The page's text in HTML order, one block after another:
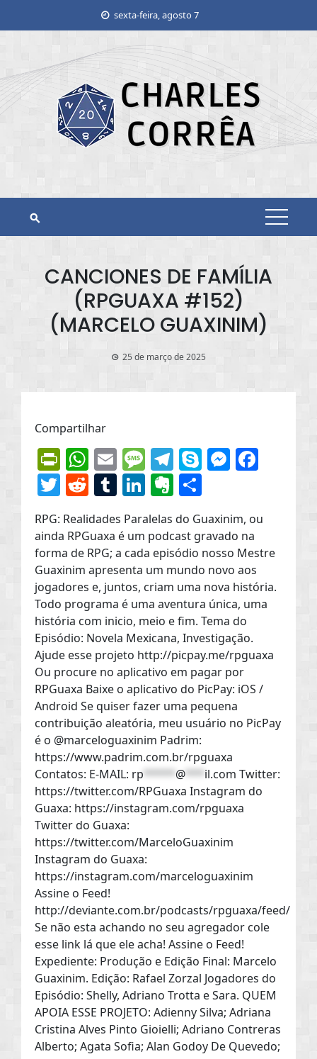
sexta-feira, agosto 7
CANCIONES DE FAMÍLIA
(RPGUAXA #152)
(MARCELO GUAXINIM)
25 de março de 2025
Compartilhar
PrintFriendly
WhatsApp
EmailMessage
Telegram
Skype
Twitter
Reddit
Tumblr
LinkedIn
Evernote
RPG: Realidades Paralelas do Guaxinim, ou
ainda RPGuaxa é um podcast gravado na
forma de RPG; a cada episódio nosso Mestre
Guaxinim apresenta um mundo novo aos
jogadores e, juntos, criam uma nova história.
Todo programa é uma aventura única, uma
história com inicio, meio e fim. Tema do
Episódio: Novela Mexicana, Investigação.
Ajude esse projeto http://picpay.me/rpguaxa
Ou procure no aplicativo em pagar por
RPGuaxa Baixe o aplicativo do PicPay: iOS /
Android Se quiser fazer uma pequena
contribuição aleatória, meu usuário no PicPay
é o @marceloguaxinim Padrim:
https://www.padrim.com.br/rpguaxa
Contatos: E-MAIL: rp ***** @*** il.com Twitter:
https://twitter.com/RPGuaxa Instagram do
Guaxa: https://instagram.com/rpguaxa
Twitter do Guaxa:
https://twitter.com/MarceloGuaxinim
Instagram do Guaxa:
https://instagram.com/marceloguaxinim
Assine o Feed!
http://deviante.com.br/podcasts/rpguaxa/feed/
Se não esta achando no seu agregador cole
esse link lá que ele acha! Assine o Feed!
Expediente: Produção e Edição Final: Marcelo
Guaxinim. Edição: Rafael Zorzal Jogadores do
Episódio: Shelly, Adriano Trotta e Sara. QUEM
APOIA ESSE PROJETO: Adienny Silva; Adriana
Cristina Alves Pinto Gioielli; Adriano Contreras
Alberto; Agata Sofia; Alan Godoy De Quevedo;